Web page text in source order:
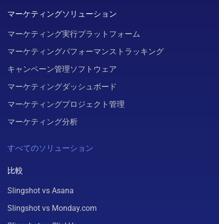
マーケティングソリューション
マーケティング実行プラットフォーム
マーケティングパフォーマンストラッキング
キャンペーン管理ソフトウェア
マーケティングダッシュボード
マーケティングプロジェクト管理
マーケティング分析
すべてのソリューション
比較
Slingshot vs Asana
Slingshot vs Monday.com